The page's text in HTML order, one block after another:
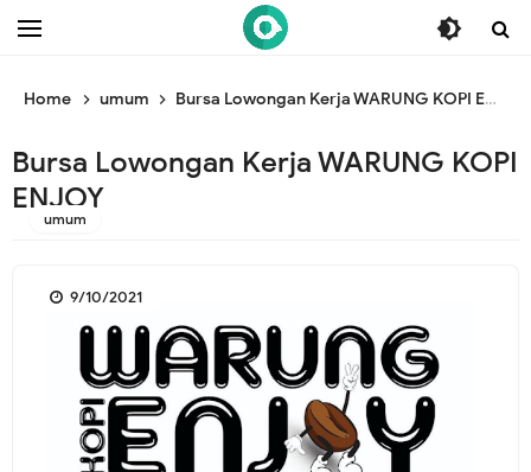
/* ganti br end */
Home umum Bursa Lowongan Kerja WARUNG KOPI ENJOY
Bursa Lowongan Kerja WARUNG KOPI
ENJOY
umum
9/10/2021